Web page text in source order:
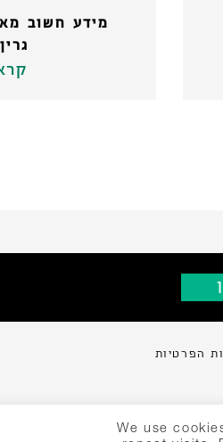
מידע חשוב
הפרטיות
We use